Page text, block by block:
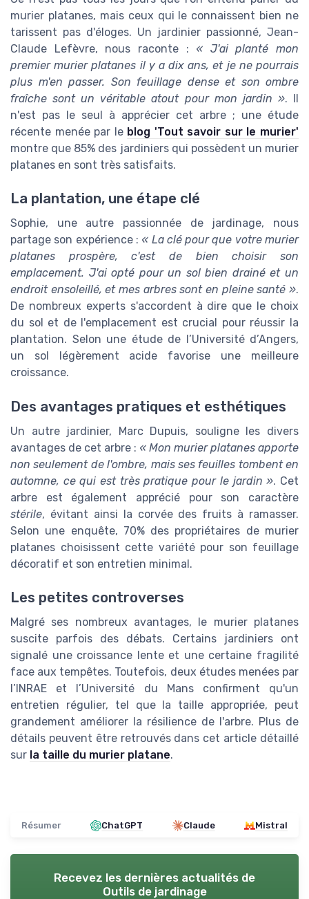
murier platanes, mais ceux qui le connaissent bien ne
tarissent pas d'éloges. Un jardinier passionné, Jean-
Claude Lefèvre, nous raconte : « J'ai planté mon
premier murier platanes il y a dix ans, et je ne pourrais
plus m'en passer. Son feuillage dense et son ombre
fraîche sont un véritable atout pour mon jardin ». Il
n'est pas le seul à apprécier cet arbre ; une étude
récente menée par le blog 'Tout savoir sur le murier'
montre que 85% des jardiniers qui possèdent un murier
platanes en sont très satisfaits.
La plantation, une étape clé
Sophie, une autre passionnée de jardinage, nous
partage son expérience : « La clé pour que votre murier
platanes prospère, c'est de bien choisir son
emplacement. J'ai opté pour un sol bien drainé et un
endroit ensoleillé, et mes arbres sont en pleine santé ».
De nombreux experts s'accordent à dire que le choix
du sol et de l'emplacement est crucial pour réussir la
plantation. Selon une étude de l’Université d’Angers,
un sol légèrement acide favorise une meilleure
croissance.
Des avantages pratiques et esthétiques
Un autre jardinier, Marc Dupuis, souligne les divers
avantages de cet arbre : « Mon murier platanes apporte
non seulement de l'ombre, mais ses feuilles tombent en
automne, ce qui est très pratique pour le jardin ». Cet
arbre est également apprécié pour son caractère
stérile, évitant ainsi la corvée des fruits à ramasser.
Selon une enquête, 70% des propriétaires de murier
platanes choisissent cette variété pour son feuillage
décoratif et son entretien minimal.
Les petites controverses
Malgré ses nombreux avantages, le murier platanes
suscite parfois des débats. Certains jardiniers ont
signalé une croissance lente et une certaine fragilité
face aux tempêtes. Toutefois, deux études menées par
l’INRAE et l’Université du Mans confirment qu'un
entretien régulier, tel que la taille appropriée, peut
grandement améliorer la résilience de l'arbre. Plus de
détails peuvent être retrouvés dans cet article détaillé
sur la taille du murier platane.
Résumer ChatGPT Claude Mistral
Recevez les dernières actualités de
Outils de jardinage